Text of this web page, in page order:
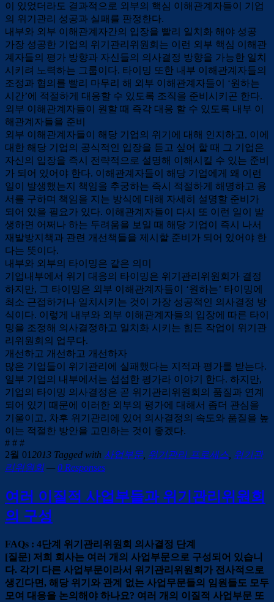
이 있었더라도 결과적으로 외부의 핵심 이해관계자들이 기업
의 위기관리 성공과 실패를 판정한다.
내부와 외부 이해관계자간의 입장을 빨리 일치화 해야 성공
가장 성공한 기업의 위기관리위원회는 이런 외부 핵심 이해관
계자들의 평가 방향과 자신들의 의사결정 방향을 가능한 일치
시키려 노력하는 그룹이다. 타이밍 또한 내부 이해관계자들의
조정과 협의를 빨리 마무리 해 외부 이해관계자들이 ‘원하는
시간’에 적절하게 대응할 수 있도록 조직을 준비시키곤 한다.
외부 이해관계자들이 원할 때 즉각 대응 할 수 있도록 내부 이
해관계자들을 준비
외부 이해관계자들이 해당 기업의 위기에 대해 인지하고, 이에
대한 해당 기업의 공식적인 입장을 듣고 싶어 할 때 그 기업은
자신의 입장을 즉시 전략적으로 설명해 이해시킬 수 있는 준비
가 되어 있어야 한다. 이해관계자들이 해당 기업에게 왜 이런
일이 발생했는지 책임을 추궁하는 즉시 적절하게 해명하고 용
서를 구하며 책임을 지는 방식에 대해 자세히 설명할 준비가
되어 있을 필요가 있다. 이해관계자들이 다시 또 이런 일이 발
생하면 어쩌나 하는 두려움을 보일 때 해당 기업이 즉시 나서
재발방지책과 관련 개선책들을 제시할 준비가 되어 있어야 한
다는 뜻이다.
내부와 외부의 타이밍은 같은 의미
기업내부에서 위기 대응의 타이밍은 위기관리위원회가 결정
하지만, 그 타이밍은 외부 이해관계자들이 ‘원하는’ 타이밍에
최소 근접하거나 일치시키는 것이 가장 성공적인 의사결정 방
식이다. 이렇게 내부와 외부 이해관계자들의 입장에 따른 타이
밍을 조정해 의사결정하고 일치화 시키는 힘든 작업이 위기관
리위원회의 업무다.
개선하고 개선하고 개선하자
많은 기업들이 위기관리에 실패했다는 지적과 평가를 받는다.
일부 기업의 내부에서는 섭섭한 평가라 이야기 한다. 하지만,
기업의 타이밍 의사결정은 곧 위기관리위원회의 품질과 연계
되어 있기 때문에 이러한 외부의 평가에 대해서 좀더 관심을
기울이고, 차후 위기관리에 있어 의사결정의 속도와 품질을 높
이는 적절한 방안을 고민하는 것이 좋겠다.
# # #
2월 012013 Tagged with 사업부문 위기관리 프로세스 위기관
리위원회— 0 Responses
여러 이질적 사업부들과 위기관리위원회
의 구성
FAQs : 4단계 위기관리위원회 의사결정 단계
[질문] 저희 회사는 여러 개의 사업부문으로 구성되어 있습니
다. 각기 다른 사업부문이라서 위기관리위원회가 전사적으로
생긴다면, 해당 위기와 관계 없는 사업무문들의 임원들도 모두
모여 대응을 논의해야 하나요? 여러 개의 이질적 사업부문 또